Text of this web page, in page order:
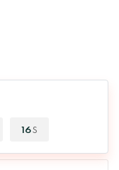
15 S